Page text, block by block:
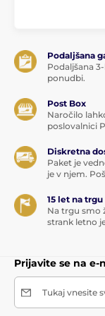
Izdelek je
Silikonski
Podaljšana
Podaljšana
ponudbi.
Post Box
Naročilo
poslovalnici
Diskretna
Paket je
je v njem.
15 let na trgu
Na trgu smo
strank letno
Prijavite se na e-
Tukaj vnesite